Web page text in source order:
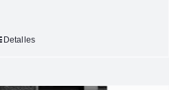
Detalles